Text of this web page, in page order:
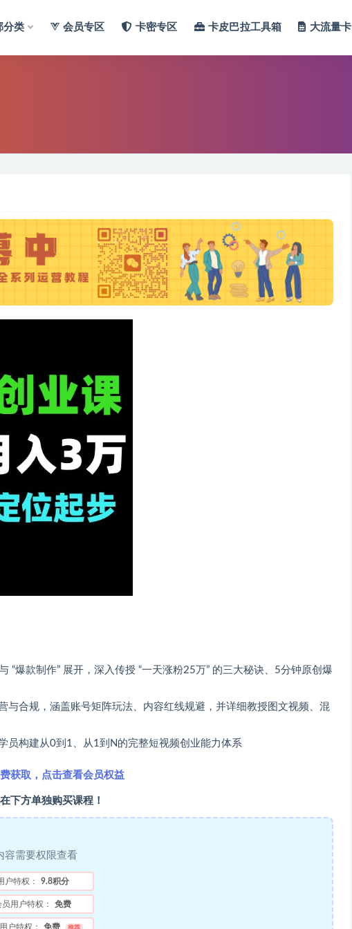
分类 会员专区 卡密专区 卡皮巴拉工具箱 大流量卡
“爆款制作” 展开，深入传授 “一天涨粉25万” 的三大秘诀、5分钟原创爆
与合规，涵盖账号矩阵玩法、内容红线规避，并详细教授图文视频、混
员构建从0到1、从1到N的完整短视频创业能力体系
获取，点击查看会员权益
下方单独购买课程！
容需要权限查看
户特权： 9.8积分
用户特权： 免费
户特权： 免费